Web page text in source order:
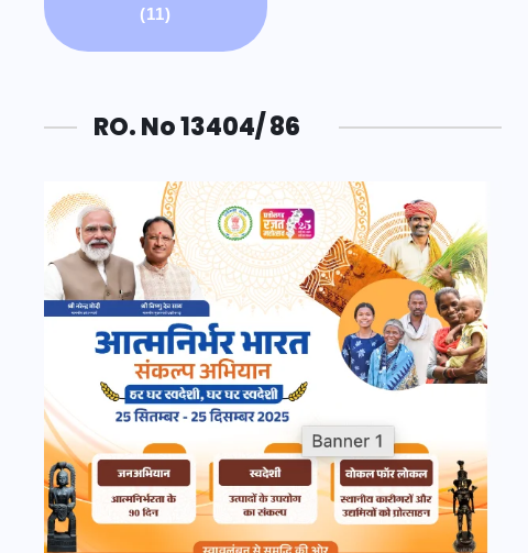
(11)
RO. No 13404/ 86